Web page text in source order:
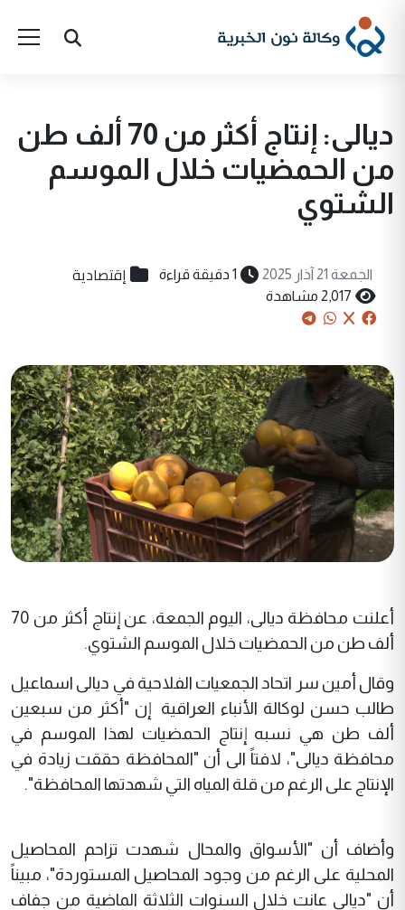
ديالى: إنتاج أكثر من 70 ألف طن
من الحمضيات خلال الموسم
الشتوي
الجمعة 21 آذار 2025 1 دقيقة قراءة إقتصادية
2,017 مشاهدة
أعلنت محافظة ديالى، اليوم الجمعة، عن إنتاج أكثر من 70
ألف طن من الحمضيات خلال الموسم الشتوي.
وقال أمين سر اتحاد الجمعيات الفلاحية في ديالى اسماعيل
طالب حسن لوكالة الأنباء العراقية إن "أكثر من سبعين
ألف طن هي نسبه إنتاج الحمضيات لهذا الموسم في
محافظة ديالى"، لافتاً الى أن "المحافظة حققت زيادة في
الإنتاج على الرغم من قلة المياه التي شهدتها المحافظة".
وأضاف أن "الأسواق والمحال شهدت تزاحم المحاصيل
المحلية على الرغم من وجود المحاصيل المستوردة"، مبيناً
أن "ديالى عانت خلال السنوات الثلاثة الماضية من جفاف